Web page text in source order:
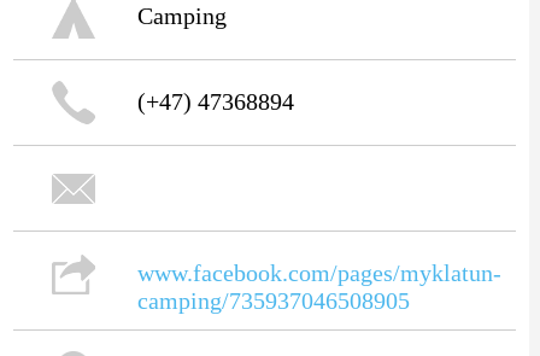
Camping
(+47) 47368894
www.facebook.com/pages/myklatun-
camping/735937046508905